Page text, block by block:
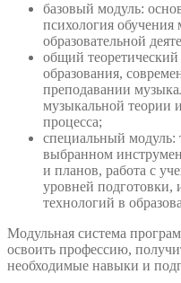
базовый модуль:
психология обучения
образовательной
общий
образования,
преподавании
музыкальной теории
процесса;
специальный модуль:
выбранном
и планов, работа с
уровней подготовки,
технологий в
Модульная система
освоить профессию,
необходимые навыки и